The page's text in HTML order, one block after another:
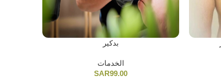
بدكير
الخدمات
SAR99.00